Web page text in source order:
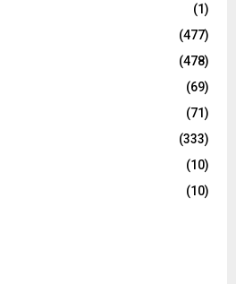
(1)
(477)
(478)
(69)
(71)
(333)
(10)
(10)